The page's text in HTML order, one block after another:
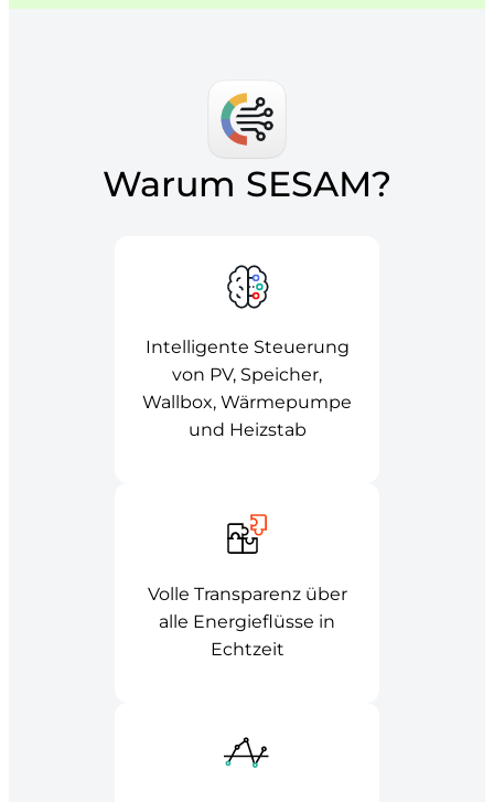
Warum SESAM?
Intelligente Steuerung
von PV, Speicher,
Wallbox, Wärmepumpe
und Heizstab
Volle Transparenz über
alle Energieflüsse in
Echtzeit